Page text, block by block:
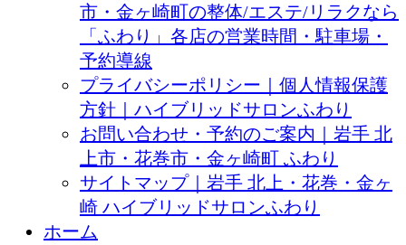
市・金ヶ崎町の整体/エステ/リラクなら
「ふわり」各店の営業時間・駐車場・
予約導線
プライバシーポリシー｜個人情報保護
方針｜ハイブリッドサロンふわり
お問い合わせ・予約のご案内｜岩手 北
上市・花巻市・金ヶ崎町 ふわり
サイトマップ｜岩手 北上・花巻・金ヶ
崎 ハイブリッドサロンふわり
ホーム